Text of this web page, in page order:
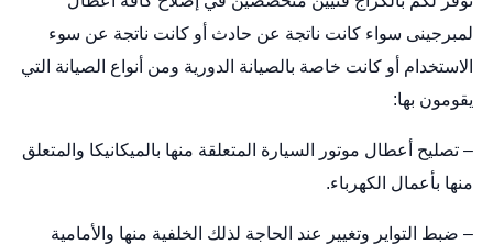
لمبرجينى سواء كانت ناتجة عن حادث أو كانت ناتجة عن سوء
الاستخدام أو كانت خاصة بالصيانة الدورية ومن أنواع الصيانة التي
يقومون بها:
– تصليح أعطال موتور السيارة المتعلقة منها بالميكانيكا والمتعلق
منها بأعمال الكهرباء.
– ضبط التواير وتغيير عند الحاجة لذلك الخلفية منها والأمامية